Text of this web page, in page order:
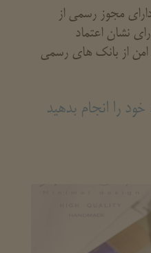
مجوز رسمی از
نشان اعتماد
امن از بانک های رسمی
را انجام بدهید